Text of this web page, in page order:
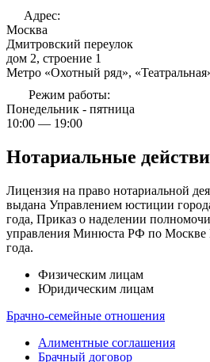
Адрес:
Москва
Дмитровский переулок
дом 2, строение 1
Метро «Охотный ряд»,
Режим работы:
Понедельник - пятница
10:00 — 19:00
Нотариальные
Лицензия на право нотариальной
выдана Управлением юстиции
года, Приказ о наделении
управления Минюста РФ по Москве
года.
Физическим лицам
Юридическим лицам
Брачно-семейные отношения
Алиментные соглашения
Брачный договор